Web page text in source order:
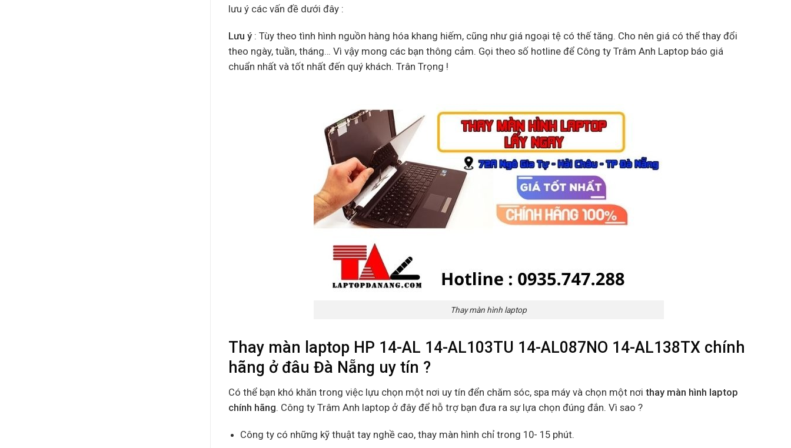
lưu ý các vấn đề dưới đây :
Lưu ý : Tùy theo tình hình nguồn hàng hóa khang hiếm, cũng như giá ngoại tệ có thế tăng. Cho nên giá có thể thay đổi
theo ngày, tuần, tháng… Vì vậy mong các bạn thông cảm. Gọi theo số hotline để Công ty Trâm Anh Laptop báo giá
chuẩn nhất và tốt nhất đến quý khách. Trân Trọng !
Thay màn hình laptop
Thay màn laptop HP 14-AL 14-AL103TU 14-AL087NO 14-AL138TX chính
hãng ở đâu Đà Nẵng uy tín ?
Có thể bạn khó khăn trong việc lựu chọn một nơi uy tín đển chăm sóc, spa máy và chọn một nơi thay màn hình laptop
chính hãng. Công ty Trâm Anh laptop ở đây để hỗ trợ bạn đưa ra sự lựa chọn đúng đắn. Vì sao ?
Công ty có những kỹ thuật tay nghề cao, thay màn hình chỉ trong 10- 15 phút.